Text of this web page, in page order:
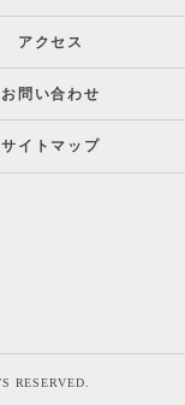
アクセス
お問い合わせ
サイトマップ
RESERVED.